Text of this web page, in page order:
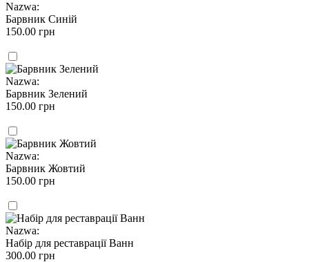
Nazwa:
Барвник Синій
150.00 грн
Nazwa:
Барвник Зелений
150.00 грн
Nazwa:
Барвник Жовтий
150.00 грн
Nazwa:
Набір для реставрації Ванн
300.00 грн